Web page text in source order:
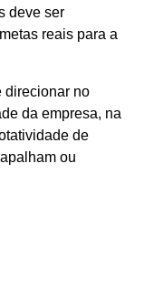
deve ser
reais para a
direcionar no
da empresa, na
de
ou